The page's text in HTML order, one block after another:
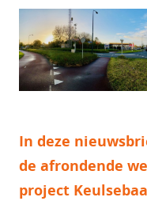
In deze
de afrondende
project